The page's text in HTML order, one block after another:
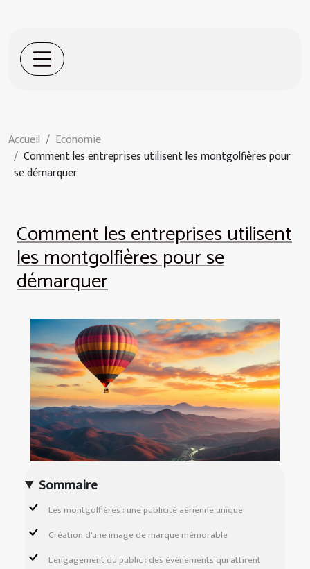
Accueil
Economie
Comment les entreprises utilisent les montgolfières pour
se démarquer
Comment les entreprises utilisent
les montgolfières pour se
démarquer
Sommaire
Les montgolfières : une publicité aérienne unique
Création d'une image de marque mémorable
L'engagement du public : des événements qui attirent